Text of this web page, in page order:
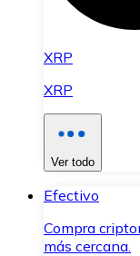
XRP
XRP
Ver todo
Efectivo
Compra
más cercana.